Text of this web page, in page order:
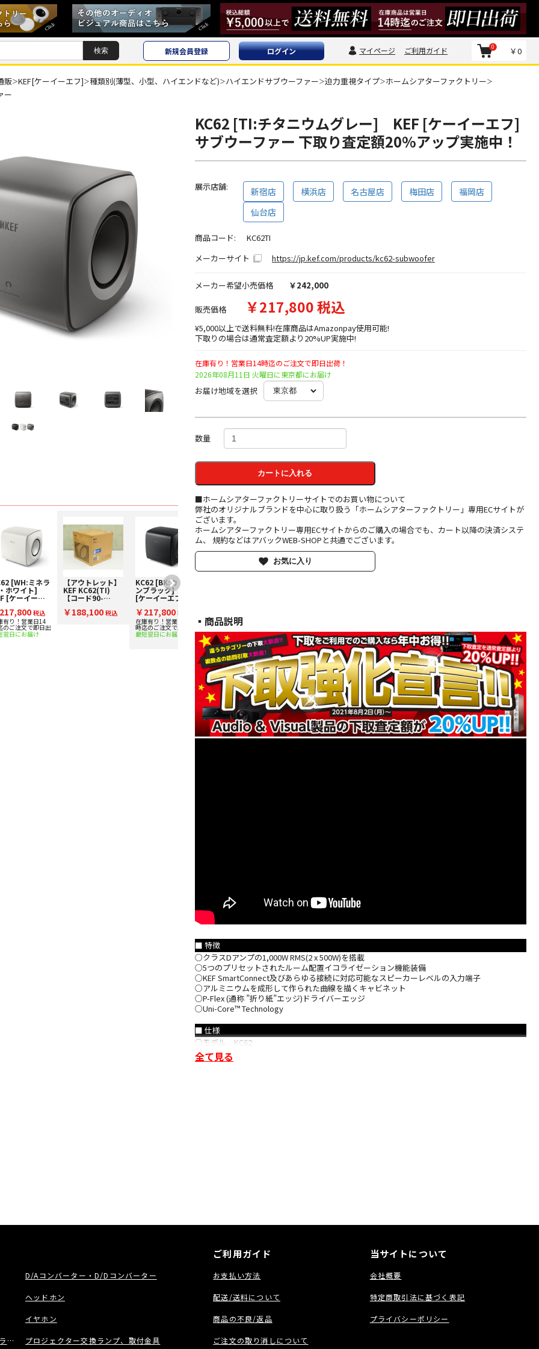
新規会員登録 ログイン マイページ ご利用ガイド ￥0
0
販＞KEF[ケーイーエフ]＞種類別(薄型、小型、ハイエンドなど)＞ハイエンドサブウーファー＞迫力重視タイプ＞ホームシアターファクトリー＞
ー
[WH:ミネラ
ホワイト]
[ケーイーエ
ブウーファ
取り査定額
アップ実施
税込
有り！営業日14
のご注文で即日出
翌日にお届け
【アウトレット】
KEF KC62(TI)
【コード90-
ファー
￥188,100 税込
KC62 [BK:カーボ
ンブラック] KEF
[ケーイーエフ] サ
ブウーファー 下取
り査定額20%アッ
プ実施中！
￥217,800 税込
在庫有り！営業日14
時迄のご注文で即日出
最短翌日にお届け
KC62 [TI:チタニウムグレー] KEF [ケーイーエフ]
サブウーファー 下取り査定額20%アップ実施中！
展示店舗: 新宿店 横浜店 名古屋店 梅田店
福岡店
仙台店
商品コード:
KC62TI
メーカーサイト
https://jp.kef.com/products/kc62-subwoofer
メーカー希望小売価格 ￥242,000
販売価格 ￥217,800 税込
¥5,000以上で送料無料!在庫商品はAmazonpay使用可能!
下取りの場合は通常査定額より20%UP実施中!
在庫有り！営業日14時迄のご注文で即日出荷！
2026年08月11日 火曜日に東京都にお届け
お届け地域を選択
数量
カートに入れる
■ホームシアターファクトリーサイトでのお買い物について
弊社のオリジナルブランドを中心に取り扱う「ホームシアターファクトリー」専用ECサイトが
ございます。
ホームシアターファクトリー専用ECサイトからのご購入の場合でも、カート以降の決済システ
ム、 規約などはアバックWEB-SHOPと共通でございます。
お気に入り
▪︎商品説明
■ 特徴
○クラスDアンプの1,000W RMS(2 x 500W)を搭載
○5つのプリセットされたルーム配置イコライゼーション機能装備
○KEF SmartConnect及びあらゆる接続に対応可能なスピーカーレベルの入力端子
○アルミニウムを成形して作られた曲線を描くキャビネット
○P-Flex (通称 ”折り紙”エッジ)ドライバーエッジ
○Uni-Core™ Technology
■ 仕様
○モデル KC62
○デザイン Uni-Core フォース・キャンセレーション
○ドライバーユニット 2 x 6.5” ドライバー
・ カーボン・ブラック
・ チタニウム・グレー
全て見る
ック
D/Aコンバーター・D/Dコンバーター
ヘッドホン
イヤホン
プロジェクター交換ランプ、取付金具
ご利用ガイド
お支払い方法
配送/送料について
商品の不良/返品
ご注文の取り消しについて
当サイトについて
会社概要
特定商取引法に基づく表記
プライバシーポリシー